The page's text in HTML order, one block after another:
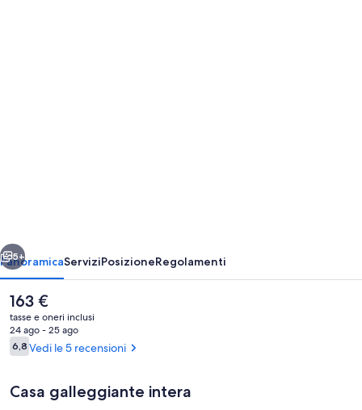
Unit
S1
5+
PanoramicaServiziPosizioneRegolamenti
Il
prezzo
attuale
è
163 €
163 €
tasse e oneri inclusi
24 ago - 25 ago
Recensioni
6,86,8 su 10
Vedi le 5 recensioni
Casa galleggiante intera